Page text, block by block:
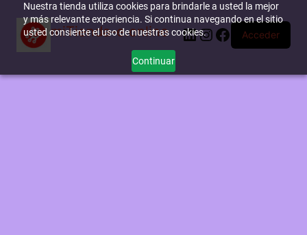
Nuestra tienda utiliza cookies para brindarle a usted la mejor
y más relevante experiencia. Si continua navegando en el sitio
usted consiente el uso de nuestras cookies.
Continuar
miTienda-e.online LinkedIn
Instagram
Facebook
Acceder